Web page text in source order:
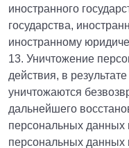
иностранного
государства,
иностранному
13. Уничтожение
действия, в
уничтожаются
дальнейшего
персональных
персональных данных